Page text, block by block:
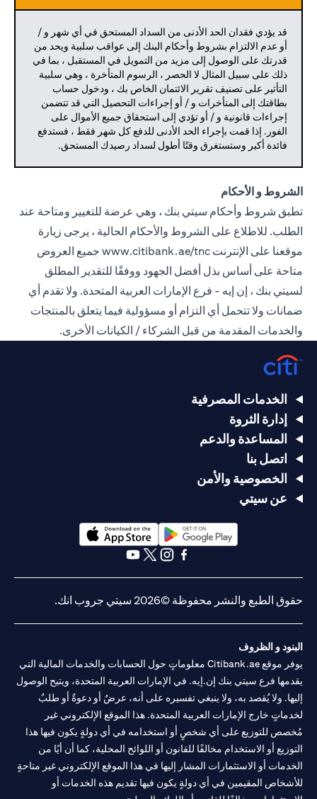
قد يؤدي فقدان الحد الأدنى من السداد المستحق في أي شهر و /
أو عدم الالتزام بشروط وأحكام البنك إلى عواقب سلبية ويحد من
قدرتك على الوصول إلى مزيد من التمويل في المستقبل ، بما في
ذلك على سبيل المثال لا الحصر ، الرسوم المتأخرة ، وهي سلبية
التأثير على تصنيف تقرير الائتمان الخاص بك ، ودخول حساب
بطاقتك إلى المتأخرات و / أو إجراءات التحصيل التي قد تتضمن
إجراءات قانونية و / أو تؤدي إلى استحقاق جميع الأموال على
الفور. إذا قمت بإجراء الحد الأدنى للدفع كل شهر فقط ، فستدفع
فائدة أكبر وستستغرق وقتًا أطول لسداد رصيدك المستحق.
الشروط و الأحكام
تطبق شروط وأحكام سيتي بنك ، وهي عرضة للتغيير ومتاحة عند
الطلب. للاطلاع على الشروط والأحكام الحالية ، يرجى زيارة
موقعنا على الإنترنت www.citibank.ae/tnc جميع العروض
متاحة على أساس بذل أفضل الجهود ووفقًا للتقدير المطلق
لسيتي بنك ، إن إيه - فرع الإمارات العربية المتحدة. ولا تقدم أي
ضمانات ولا تتحمل أي التزام أو مسؤولية فيما يتعلق بالمنتجات
والخدمات المقدمة من قبل الشركاء / الكيانات الأخرى.
الخدمات المصرفية
إدارة الثروة
المساعدة والدعم
اتصل بنا
الخصوصية والأمن
عن سيتي
opens in a new tab
opens in a new tab
حقوق الطبع والنشر محفوظة ©2026 سيتي جروب انك.
البنود و الظروف
يوفر موقع Citibank.ae معلوماتٍ حول الحسابات والخدمات المالية التي
يقدمها فرع سيتي بنك إن.إيه. في الإمارات العربية المتحدة، ويتيح الوصول
إليها. ولا يُقصد به، ولا ينبغي تفسيره على أنه، عرضٌ أو دعوةٌ أو طلبٌ
لخدماتٍ خارج الإمارات العربية المتحدة. هذا الموقع الإلكتروني غير
مُخصص للتوزيع على أي شخصٍ أو استخدامه في أي دولةٍ يكون فيها هذا
التوزيع أو الاستخدام مخالفًا للقانون أو اللوائح المحلية، كما أن أيًا من
الخدمات أو الاستثمارات المشار إليها في هذا الموقع الإلكتروني غير متاحةٍ
للأشخاص المقيمين في أي دولةٍ يكون فيها تقديم هذه الخدمات أو